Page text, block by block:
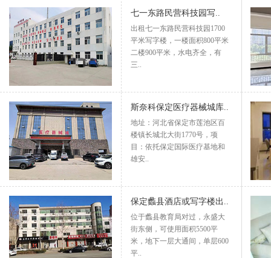
七一东路民营科技园写..
出租七一东路民营科技园1700
平米写字楼，一楼面积800平米
二楼900平米，水电齐全，有
三..
斯奈科保定医疗器械城库..
地址：河北省保定市莲池区百
楼镇长城北大街1770号，项
目：依托保定国际医疗基地和
雄安..
保定蠡县酒店或写字楼出..
位于蠡县教育局对过，永盛大
街东侧，可使用面积5500平
米，地下一层大通间，单层600
平..